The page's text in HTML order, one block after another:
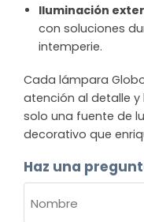
Iluminación
con soluciones
intemperie.
Cada lámpara
atención al detalle
solo una fuente de
decorativo que
Haz una
(OBLIGATORIO)